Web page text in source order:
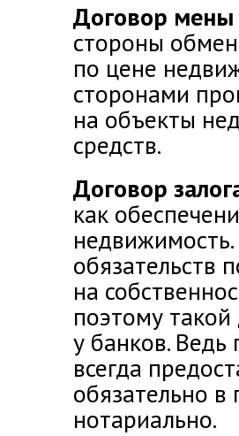
Договор мены
стороны
по цене
сторонами
на объекты
средств.
Договор
как
обязательств
на
поэтому
у банков. Ведь
всегда
обязательно
нотариально.